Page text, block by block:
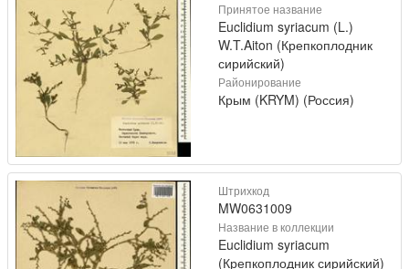
Принятое название
Euclidium syriacum (L.)
W.T.Aiton (Крепкоплодник
сирийский)
Районирование
Крым (KRYM) (Россия)
Штрихкод
MW0631009
Название в коллекции
Euclidium syriacum
(Крепкоплодник сирийский)